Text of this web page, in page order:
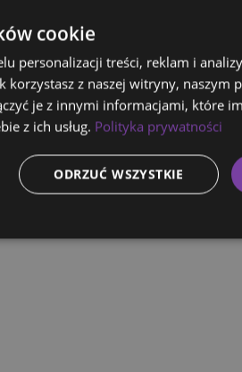
cookie
personalizacji treści, reklam i
korzystasz z naszej witryny, naszym
je z innymi informacjami, które
z ich usług. Polityka prywatności
ODRZUĆ WSZYSTKIE